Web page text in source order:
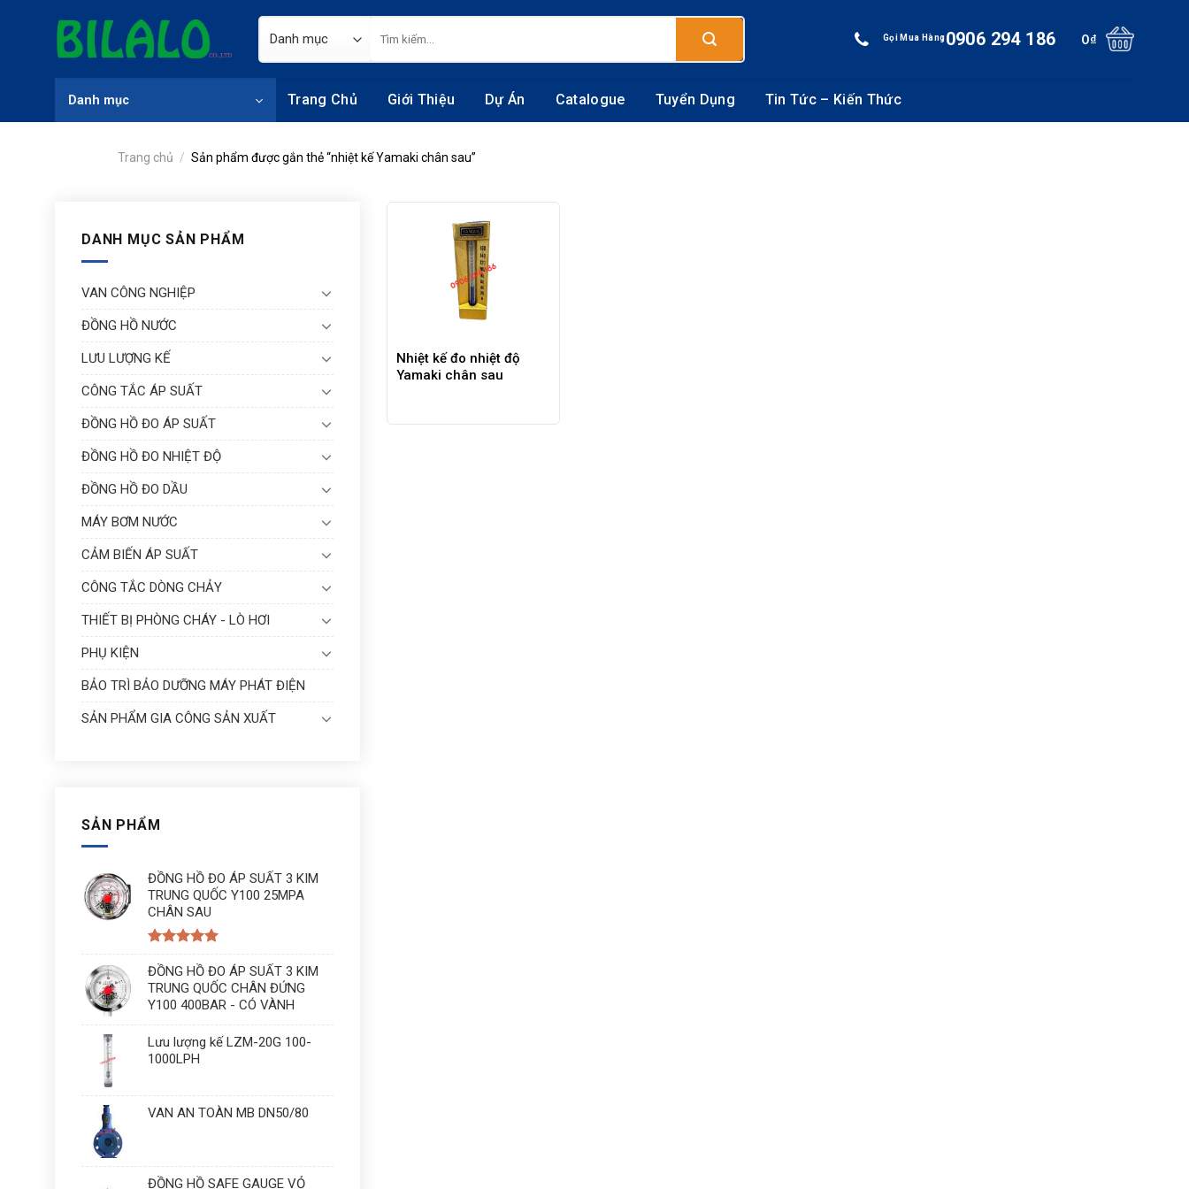
kiếm:
Gọi Mua Hàng0906 294 186 0₫
Danh mục Trang Chủ Giới Thiệu Dự Án Catalogue Tuyển Dụng Tin Tức – Kiến Thức
Trang chủ / Sản phẩm được gắn thẻ “nhiệt kế Yamaki chân sau”
DANH MỤC SẢN PHẨM
VAN CÔNG NGHIỆP
ĐỒNG HỒ NƯỚC
LƯU LƯỢNG KẾ
CÔNG TẮC ÁP SUẤT
ĐỒNG HỒ ĐO ÁP SUẤT
ĐỒNG HỒ ĐO NHIỆT ĐỘ
ĐỒNG HỒ ĐO DẦU
MÁY BƠM NƯỚC
CẢM BIẾN ÁP SUẤT
CÔNG TẮC DÒNG CHẢY
THIẾT BỊ PHÒNG CHÁY - LÒ HƠI
PHỤ KIỆN
BẢO TRÌ BẢO DƯỠNG MÁY PHÁT ĐIỆN
SẢN PHẨM GIA CÔNG SẢN XUẤT
SẢN PHẨM
ĐỒNG HỒ ĐO ÁP SUẤT 3 KIM
TRUNG QUỐC Y100 25MPA
CHÂN SAU
Được xếp
hạng 55
sao
ĐỒNG HỒ ĐO ÁP SUẤT 3 KIM
TRUNG QUỐC CHÂN ĐỨNG
Y100 400BAR - CÓ VÀNH
Lưu lượng kế LZM-20G 100-
1000LPH
VAN AN TOÀN MB DN50/80
ĐỒNG HỒ SAFE GAUGE VỎ
Nhiệt kế đo nhiệt độ
Yamaki chân sau